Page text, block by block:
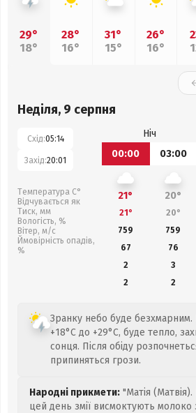
29°
18°
28°
16°
31°
15°
26°
16°
Неділя, 9 серпня
Схід:05:14
Захід:20:01
Температура С°
Відчувається як
Тиск, мм
Вологість, %
Вітер, м/с
Ймовірність опадів,
%
Ніч
00:00
03:00
21° 20°
21° 20°
759
759
67
76
2
3
2
2
Зранку небо буде безхмарним.
+18°C до +29°C, буде тепло,
сонця. Після обіду
припиняться грози.
Народні прикмети: "Матія
цей день змії висмоктують молоко